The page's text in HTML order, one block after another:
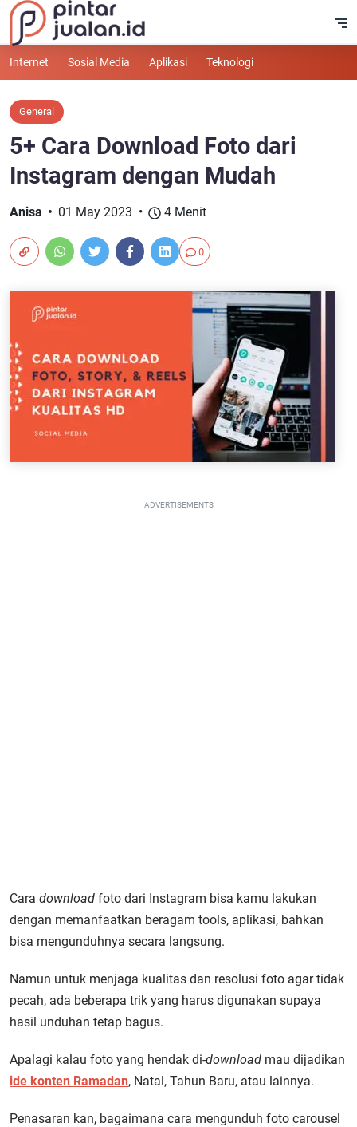
Internet Sosial Media Aplikasi Teknologi
General
5+ Cara Download Foto dari
Instagram dengan Mudah
Anisa 01 May 2023 4 Menit
0
ADVERTISEMENTS
Cara download foto dari Instagram bisa kamu lakukan
dengan memanfaatkan beragam tools, aplikasi, bahkan
bisa mengunduhnya secara langsung.
Namun untuk menjaga kualitas dan resolusi foto agar tidak
pecah, ada beberapa trik yang harus digunakan supaya
hasil unduhan tetap bagus.
Apalagi kalau foto yang hendak di-download mau dijadikan
ide konten Ramadan, Natal, Tahun Baru, atau lainnya.
Penasaran kan, bagaimana cara mengunduh foto carousel